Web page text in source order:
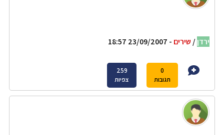
ירדן/ שירים - 23/09/2007 18:57
0
תגובות
259
צפיות